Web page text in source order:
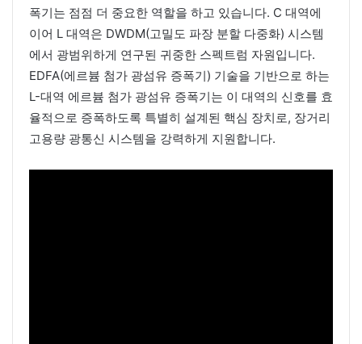
폭기는 점점 더 중요한 역할을 하고 있습니다. C 대역에
이어 L 대역은 DWDM(고밀도 파장 분할 다중화) 시스템
에서 광범위하게 연구된 귀중한 스펙트럼 자원입니다.
EDFA(에르븀 첨가 광섬유 증폭기) 기술을 기반으로 하는
L-대역 에르븀 첨가 광섬유 증폭기는 이 대역의 신호를 효
율적으로 증폭하도록 특별히 설계된 핵심 장치로, 장거리
고용량 광통신 시스템을 강력하게 지원합니다.